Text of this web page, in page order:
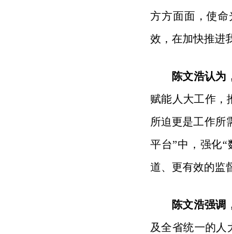
方方面面，使
效，在加快推进
陈文浩认为
赋能人大工作，
所迫更是工作所
平台”中，强化
道、更有效的监
陈文浩强调
及全省统一的人